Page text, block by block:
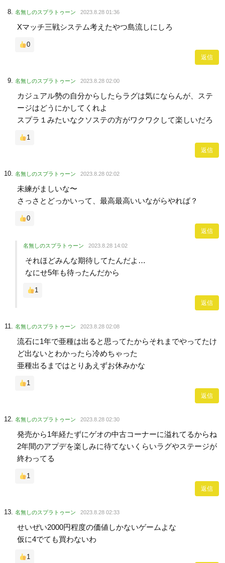
名無しのスプラトゥーン 2023.8.28 01:36
Xマッチ三戦システム考えたやつ島流しにしろ
0
返信
名無しのスプラトゥーン 2023.8.28 02:00
カジュアル勢の自分からしたらラグは気にならんが、ステ
ージはどうにかしてくれよ
スプラ１みたいなクソステの方がワクワクして楽しいだろ
1
返信
名無しのスプラトゥーン 2023.8.28 02:02
未練がましいな〜
さっさとどっかいって、最高最高いいながらやれば？
0
返信
名無しのスプラトゥーン 2023.8.28 14:02
それほどみんな期待してたんだよ…
なにせ5年も待ったんだから
1
返信
名無しのスプラトゥーン 2023.8.28 02:08
流石に1年で亜種は出ると思ってたからそれまでやってたけ
ど出ないとわかったら冷めちゃった
亜種出るまではとりあえずお休みかな
1
返信
名無しのスプラトゥーン 2023.8.28 02:30
発売から1年経たずにゲオの中古コーナーに溢れてるからね
2年間のアプデを楽しみに待てないくらいラグやステージが
終わってる
1
返信
名無しのスプラトゥーン 2023.8.28 02:33
せいぜい2000円程度の価値しかないゲームよな
仮に4でても買わないわ
1